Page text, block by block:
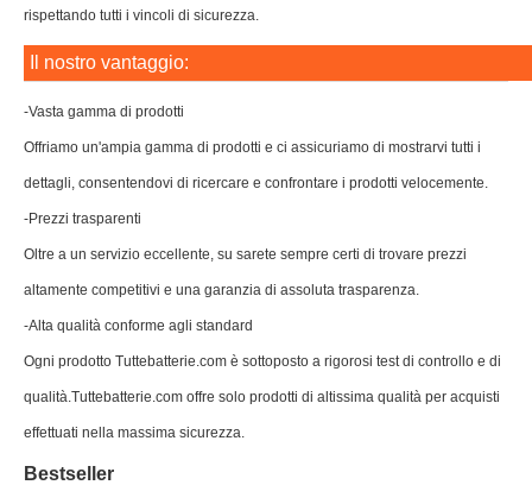
rispettando tutti i vincoli di sicurezza.
Il nostro vantaggio:
-Vasta gamma di prodotti
Offriamo un'ampia gamma di prodotti e ci assicuriamo di mostrarvi tutti i
dettagli, consentendovi di ricercare e confrontare i prodotti velocemente.
-Prezzi trasparenti
Oltre a un servizio eccellente, su sarete sempre certi di trovare prezzi
altamente competitivi e una garanzia di assoluta trasparenza.
-Alta qualità conforme agli standard
Ogni prodotto Tuttebatterie.com è sottoposto a rigorosi test di controllo e di
qualità.Tuttebatterie.com offre solo prodotti di altissima qualità per acquisti
effettuati nella massima sicurezza.
Bestseller